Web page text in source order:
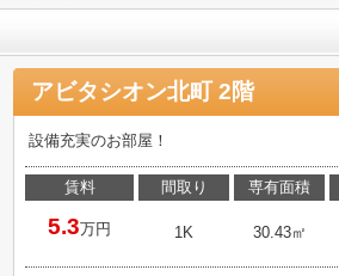
アビタシオン北町 2階
設備充実のお部屋！
賃料
5.3万円
間取り
1K
専有面積
30.43㎡